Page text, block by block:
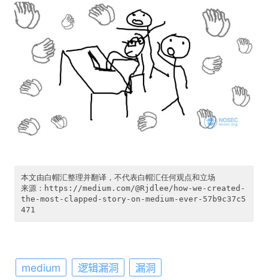
本文由白帽汇整理并翻译，不代表白帽汇任何观点和立场
来源：https://medium.com/@Rjdlee/how-we-created-
the-most-clapped-story-on-medium-ever-57b9c37c5
medium 逻辑漏洞 漏洞